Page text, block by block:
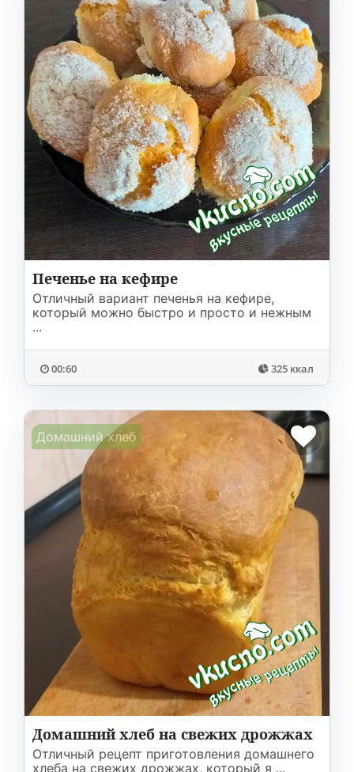
Печенье на кефире
Отличный вариант печенья на кефире,
который можно быстро и просто и нежным
...
00:60 325 ккал
Домашний хлеб
Домашний хлеб на свежих дрожжах
Отличный рецепт приготовления домашнего
хлеба на свежих дрожжах, который я ...